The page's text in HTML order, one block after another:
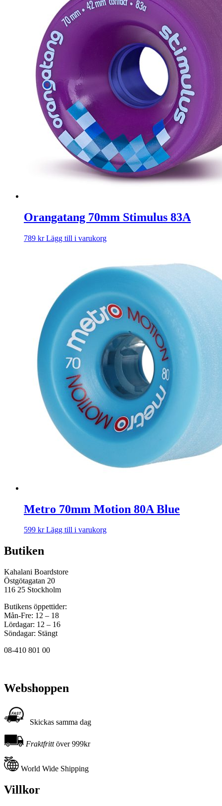
Orangatang 70mm Stimulus 83A
789 kr Lägg till i varukorg
Metro 70mm Motion 80A Blue
599 kr Lägg till i varukorg
Butiken
Kahalani Boardstore
Östgötagatan 20
116 25 Stockholm
Butikens öppettider:
Mån-Fre: 12 – 18
Lördagar: 12 – 16
Söndagar: Stängt
08-410 801 00
Webshoppen
Skickas samma dag
Fraktfrittöver 999kr
World Wide Shipping
Villkor